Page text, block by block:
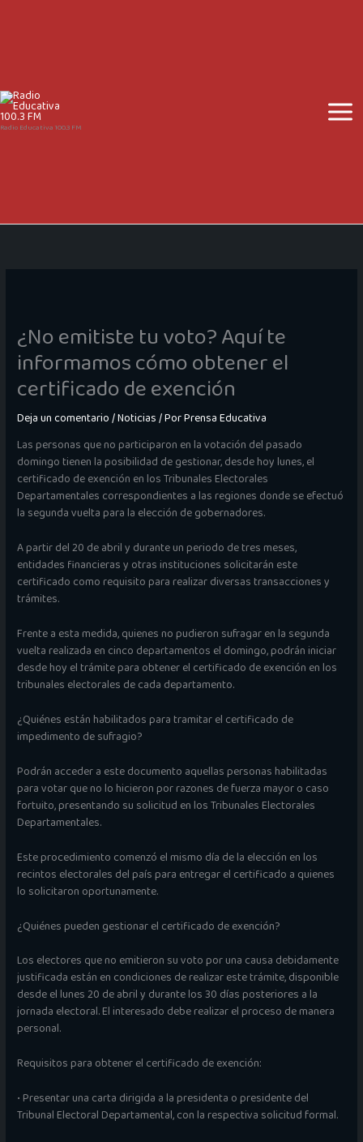
Radio Educativa 100.3 FM
¿No emitiste tu voto? Aquí te
informamos cómo obtener el
certificado de exención
Deja un comentario/Noticias/ PorPrensa Educativa
Las personas que no participaron en la votación del pasado
domingo tienen la posibilidad de gestionar, desde hoy lunes, el
certificado de exención en los Tribunales Electorales
Departamentales correspondientes a las regiones donde se efectuó
la segunda vuelta para la elección de gobernadores.
A partir del 20 de abril y durante un periodo de tres meses,
entidades financieras y otras instituciones solicitarán este
certificado como requisito para realizar diversas transacciones y
trámites.
Frente a esta medida, quienes no pudieron sufragar en la segunda
vuelta realizada en cinco departamentos el domingo, podrán iniciar
desde hoy el trámite para obtener el certificado de exención en los
tribunales electorales de cada departamento.
¿Quiénes están habilitados para tramitar el certificado de
impedimento de sufragio?
Podrán acceder a este documento aquellas personas habilitadas
para votar que no lo hicieron por razones de fuerza mayor o caso
fortuito, presentando su solicitud en los Tribunales Electorales
Departamentales.
Este procedimiento comenzó el mismo día de la elección en los
recintos electorales del país para entregar el certificado a quienes
lo solicitaron oportunamente.
¿Quiénes pueden gestionar el certificado de exención?
Los electores que no emitieron su voto por una causa debidamente
justificada están en condiciones de realizar este trámite, disponible
desde el lunes 20 de abril y durante los 30 días posteriores a la
jornada electoral. El interesado debe realizar el proceso de manera
personal.
Requisitos para obtener el certificado de exención:
• Presentar una carta dirigida a la presidenta o presidente del
Tribunal Electoral Departamental, con la respectiva solicitud formal.